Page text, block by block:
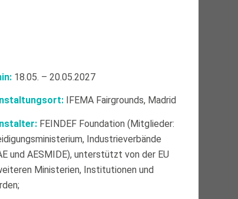
18.05. – 20.05.2027
IFEMA Fairgrounds, Madrid
FEINDEF Foundation (Mitglieder:
Industrieverbände
und AESMIDE), unterstützt von der EU
Ministerien, Institutionen und